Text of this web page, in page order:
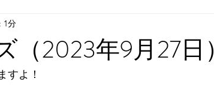
（2023年9月27日
1分
すよ！